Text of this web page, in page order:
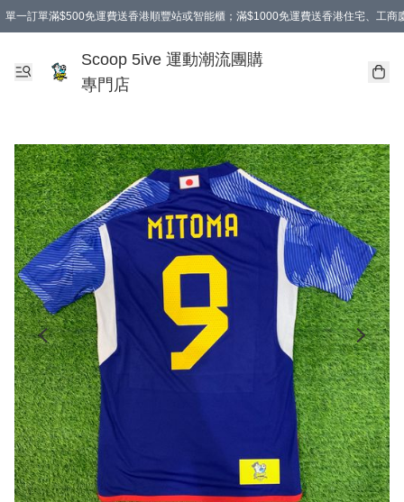
單一訂單滿$500免運費送香港順豐站或智能櫃；滿$1000免運費送香港住宅、工商
Scoop 5ive 運動潮流團購
專門店